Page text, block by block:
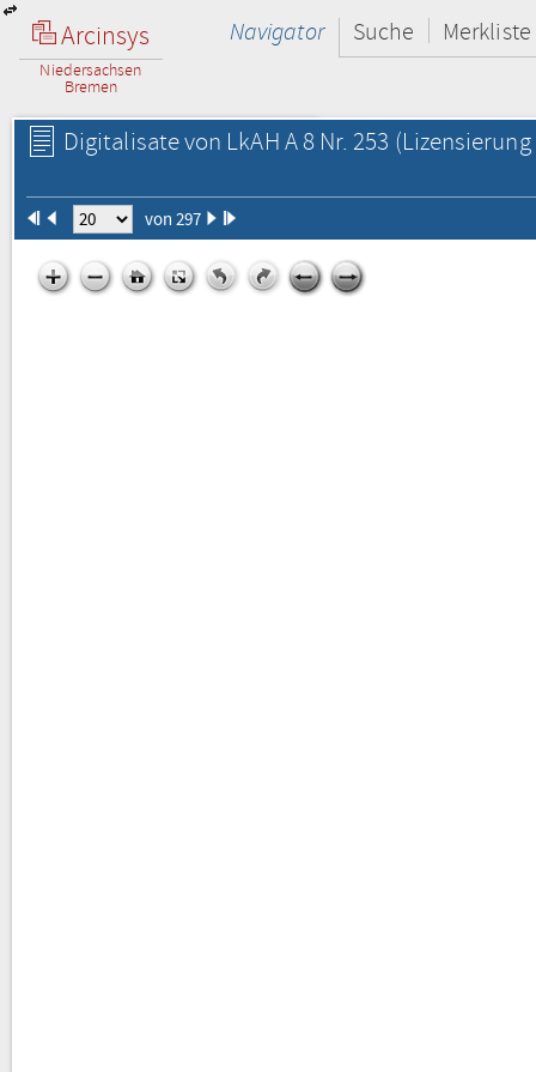
Arcinsys
Niedersachsen
Bremen
Navigator Suche Merkliste
Digitalisate von LkAH A 8 Nr. 253
von 297